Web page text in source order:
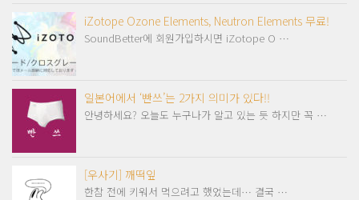
iZotope Ozone Elements, Neutron Elements 무료!
SoundBetter에 회원가입하시면 iZotope O …
일본어에서 ‘빤쓰’는 2가지 의미가 있다!!
안녕하세요? 오늘도 누구나가 알고 있는 듯 하지만 꼭 …
[우사기] 깨떡잎
한참 전에 키워서 먹으려고 했었는데… 결국 …